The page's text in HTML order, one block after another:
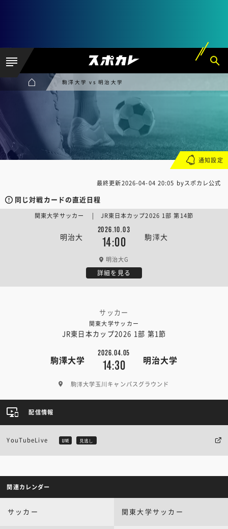
駒澤大学 vs 明治大学
最終更新2026-04-04 20:05 byスポカレ公式
同じ対戦カードの直近日程
明治大
2026.10.03
14:00 駒澤大
関東大学サッカー | JR東日本カップ2026 1部 第14節
明治大G
詳細を見る
サッカー
関東大学サッカー
JR東日本カップ2026 1部 第1節
駒澤大学
2026.04.05
14:30 明治大学
駒澤大学玉川キャンパスグラウンド
通知設定
配信情報
YouTubeLive LIVE 見逃し
関連カレンダー
サッカー 関東大学サッカー